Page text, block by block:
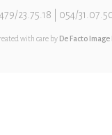
23.75.18 | 054/
with care by De Facto